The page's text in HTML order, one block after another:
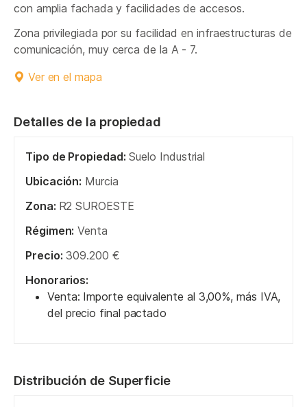
con amplia fachada y facilidades de accesos.
Zona privilegiada por su facilidad en infraestructuras de
comunicación, muy cerca de la A - 7.
Ver en el mapa
Detalles de la propiedad
Tipo de Propiedad: Suelo Industrial
Ubicación: Murcia
Zona: R2 SUROESTE
Régimen: Venta
Precio: 309.200 €
Honorarios:
Venta: Importe equivalente al 3,00%, más IVA,
del precio final pactado
Distribución de Superficie